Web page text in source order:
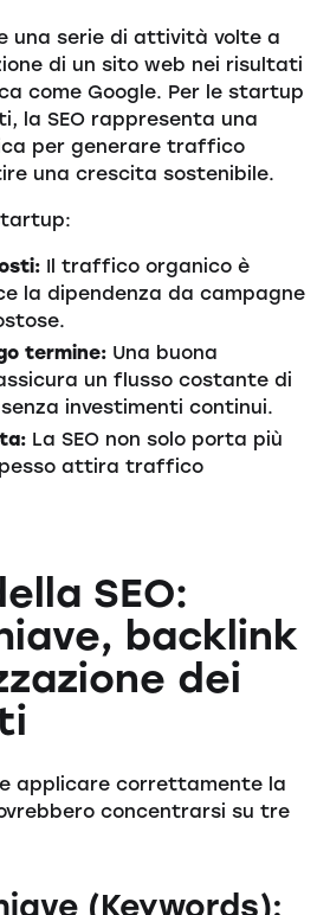
una serie di attività volte a
di un sito web nei risultati
come Google. Per le startup
la SEO rappresenta una
per generare traffico
una crescita sostenibile.
Il traffico organico è
la dipendenza da campagne
termine: Una buona
un flusso costante di
investimenti continui.
La SEO non solo porta più
attira traffico
SEO:
backlink
dei
applicare correttamente la
concentrarsi su tre
(Keywords):